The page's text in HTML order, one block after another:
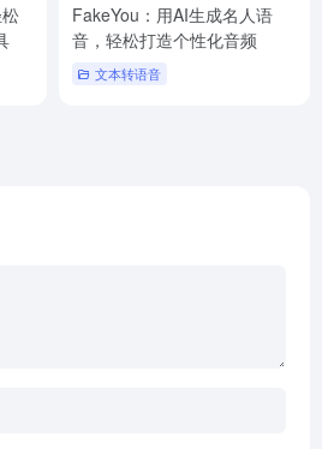
FakeYou：用AI生成名人语
音，轻松打造个性化音频
文本转语音